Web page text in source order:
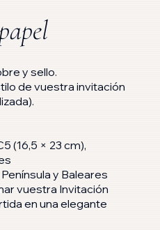
y sello.
de vuestra invitación
(16,5 × 23 cm),
y Baleares
vuestra Invitación
en una elegante